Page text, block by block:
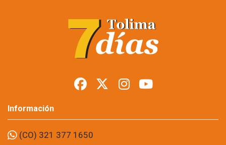
armas en Tolima
durante posesión
presidencial
Foto: suministrada a Tolima7Días.